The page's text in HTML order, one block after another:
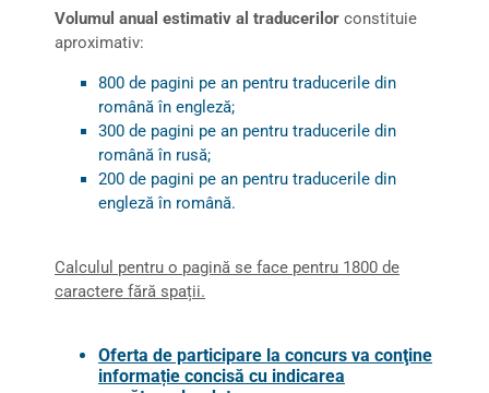
Volumul anual estimativ al traducerilor constituie
aproximativ:
800 de pagini pe an pentru traducerile din
română în engleză;
300 de pagini pe an pentru traducerile din
română în rusă;
200 de pagini pe an pentru traducerile din
engleză în română.
Calculul pentru o pagină se face pentru 1800 de
caractere fără spații.
Oferta de participare la concurs va conţine
informație concisă cu indicarea